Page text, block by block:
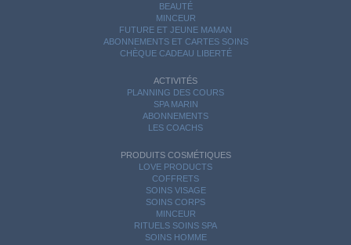
BEAUTÉ
MINCEUR
FUTURE ET JEUNE MAMAN
ABONNEMENTS ET CARTES SOINS
CHÈQUE CADEAU LIBERTÉ
ACTIVITÉS
PLANNING DES COURS
SPA MARIN
ABONNEMENTS
LES COACHS
PRODUITS COSMÉTIQUES
LOVE PRODUCTS
COFFRETS
SOINS VISAGE
SOINS CORPS
MINCEUR
RITUELS SOINS SPA
SOINS HOMME